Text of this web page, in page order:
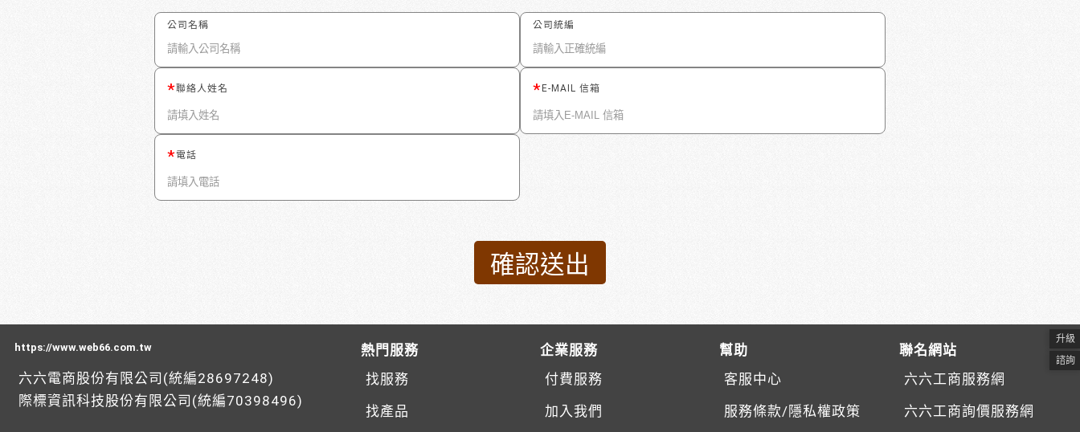
公司名稱 公司統編
聯絡人姓名 E-MAIL 信箱
電話
https://www.web66.com.tw
六六電商股份有限公司(統編28697248)
際標資訊科技股份有限公司(統編70398496)
熱門服務
找服務
找產品
企業服務
付費服務
加入我們
幫助
客服中心
服務條款/隱私權政策
聯名網站
六六工商服務網
六六工商詢價服務網
升級
諮詢